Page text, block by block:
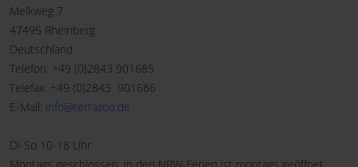
Melkweg 7
47495 Rheinberg
Deutschland
Telefon: +49 (0)2843 901685
Telefax: +49 (0)2843 901686
E-Mail: info@terrazoo.de
Di-So 10-18 Uhr